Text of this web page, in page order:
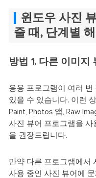
윈도우 사진
줄 때, 단계별
방법 1. 다른 이미지
응용 프로그램이 여러
있을 수 있습니다. 이런
Paint, Photos 앱, Raw
사진 뷰어 프로그램을 사
을 권장드립니다.
만약 다른 프로그램에서
사용 중인 사진 뷰어에